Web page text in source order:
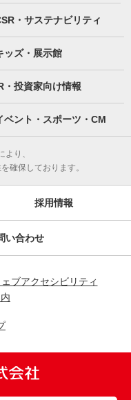
・サステナビリティ
ッズ・展示館
・投資家向け情報
ベント・スポーツ・CM
り、
確保しております。
採用情報
い合わせ
ェブアクセシビリティ